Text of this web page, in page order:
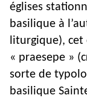
églises
basilique à
liturgique),
« praesepe »
sorte de
basilique